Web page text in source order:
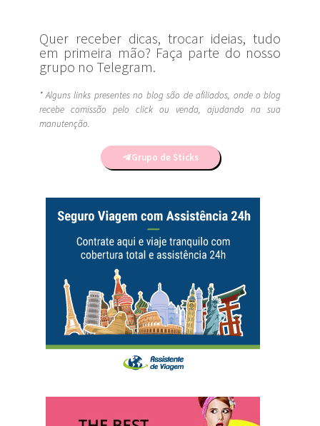
Quer receber dicas, trocar ideias, tudo
em primeira mão? Faça parte do nosso
grupo no Telegram.
* Alguns links presentes no blog são de afiliados, onde o blog
recebe comissão pelo click ou venda, ajudando na sua
manutenção.
Grupo de Sticks